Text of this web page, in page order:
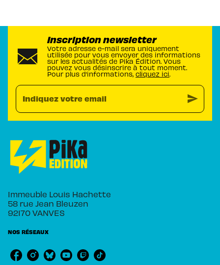
Inscription newsletter
Votre adresse e-mail sera uniquement
utilisée pour vous envoyer des informations
sur les actualités de Pika Édition. Vous
pouvez vous désinscrire à tout moment.
Pour plus d’informations, cliquez ici.
Indiquez votre email send
Immeuble Louis Hachette
58 rue Jean Bleuzen
92170 VANVES
NOS RÉSEAUX